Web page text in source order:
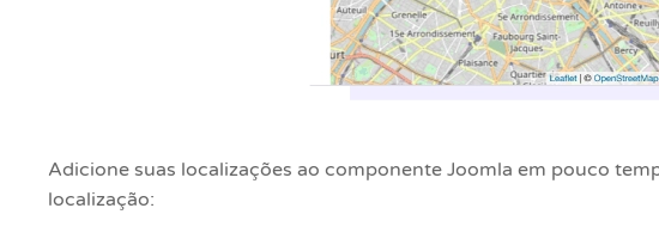
Adicione suas localizações ao componente Joomla em pouco
localização: